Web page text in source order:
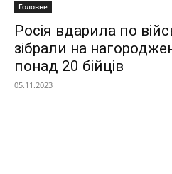
Головне
Росія вдарила по
зібрали на
понад 20 бійців
05.11.2023